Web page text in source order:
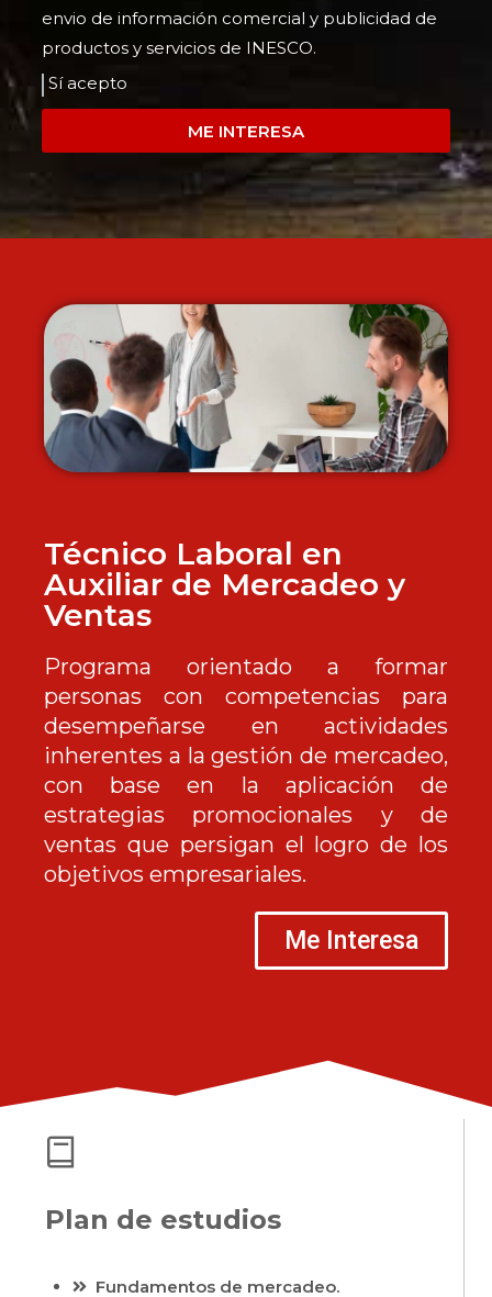
envio de información comercial y publicidad de
productos y servicios de INESCO.
Sí acepto
ME INTERESA
Técnico Laboral en
Auxiliar de Mercadeo y
Ventas
Programa orientado a formar
personas con competencias para
desempeñarse en actividades
inherentes a la gestión de mercadeo,
con base en la aplicación de
estrategias promocionales y de
ventas que persigan el logro de los
objetivos empresariales.
Me Interesa
Plan de estudios
Fundamentos de mercadeo.